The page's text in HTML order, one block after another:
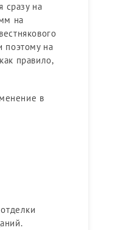
сразу на
на
поэтому на
правило,
в